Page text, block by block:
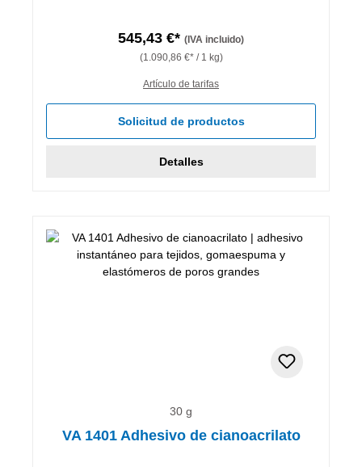
545,43 €* (IVA incluido)
(1.090,86 €* / 1 kg)
Artículo de tarifas
Solicitud de productos
Detalles
30 g
VA 1401 Adhesivo de cianoacrilato